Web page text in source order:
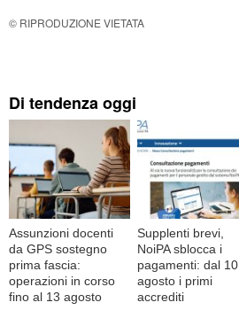
© RIPRODUZIONE VIETATA
Di tendenza oggi
Assunzioni docenti
da GPS sostegno
prima fascia:
operazioni in corso
fino al 13 agosto
Supplenti brevi,
NoiPA sblocca i
pagamenti: dal 10
agosto i primi
accrediti